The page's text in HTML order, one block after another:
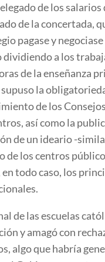
de los salarios
de la concertada,
pagase y
dividiendo a los
de la enseñanza
la
de los
así como la
de un ideario -
de los centros
todo caso, los
de las escuelas
y amagó con
algo que habría